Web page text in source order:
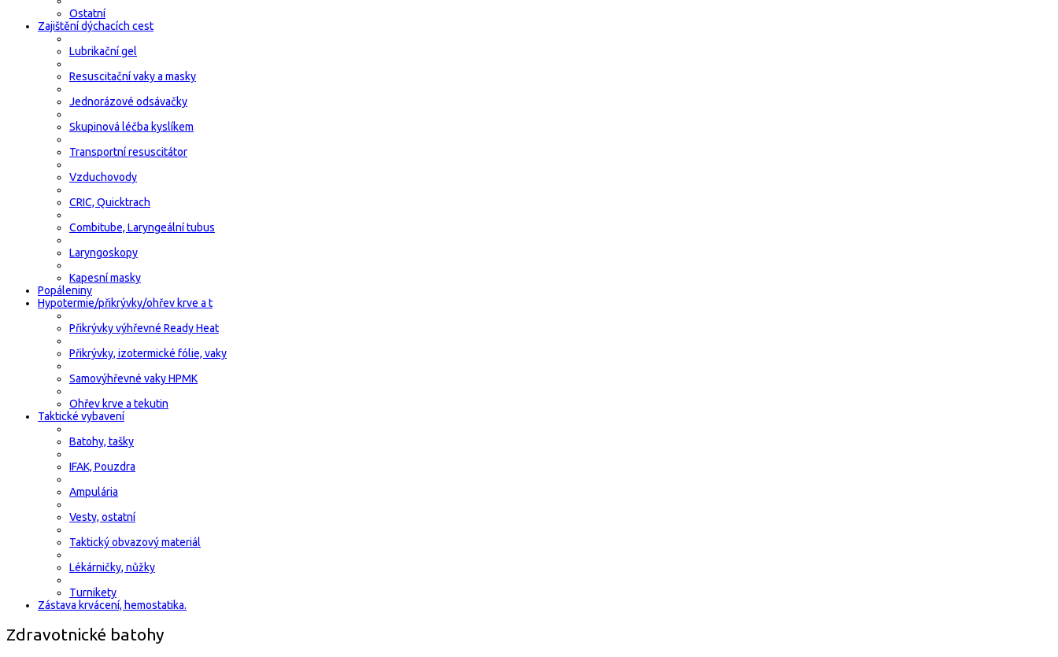
Ostatní
Zajištění dýchacích cest
Lubrikační gel
Resuscitační vaky a masky
Jednorázové odsávačky
Skupinová léčba kyslíkem
Transportní resuscitátor
Vzduchovody
CRIC, Quicktrach
Combitube, Laryngeální tubus
Laryngoskopy
Kapesní masky
Popáleniny
Hypotermie/přikrývky/ohřev krve a t
Přikrývky výhřevné Ready Heat
Přikrývky, izotermické fólie, vaky
Samovýhřevné vaky HPMK
Ohřev krve a tekutin
Taktické vybavení
Batohy, tašky
IFAK, Pouzdra
Ampulária
Vesty, ostatní
Taktický obvazový materiál
Lékárničky, nůžky
Turnikety
Zástava krvácení, hemostatika.
Zdravotnické batohy